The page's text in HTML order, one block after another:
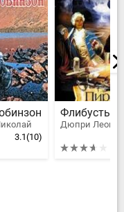
3.1(10)
Дюпри Леонар